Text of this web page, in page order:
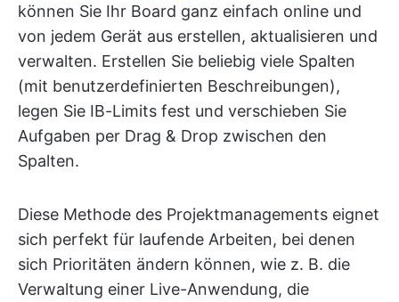
können Sie Ihr Board ganz einfach online und
von jedem Gerät aus erstellen, aktualisieren und
verwalten. Erstellen Sie beliebig viele Spalten
(mit benutzerdefinierten Beschreibungen),
legen Sie IB-Limits fest und verschieben Sie
Aufgaben per Drag & Drop zwischen den
Spalten.
Diese Methode des Projektmanagements eignet
sich perfekt für laufende Arbeiten, bei denen
sich Prioritäten ändern können, wie z. B. die
Verwaltung einer Live-Anwendung, die